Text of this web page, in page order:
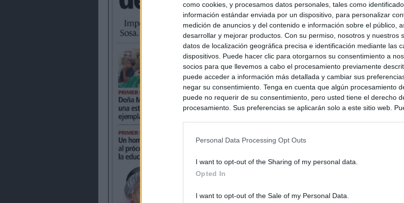
como cookies, y procesamos datos personales, tales como
información estándar enviada por un dispositivo, para personalizar
medición de anuncios y del contenido e información sobre el público,
desarrollar y mejorar productos. Con su permiso, nosotros y nuestros
datos de localización geográfica precisa e identificación mediante las
dispositivos. Puede hacer clic para otorgarnos su consentimiento a
socios para que llevemos a cabo el procesamiento previamente
puede acceder a información más detallada y cambiar sus
negar su consentimiento. Tenga en cuenta que algún procesamiento
puede no requerir de su consentimiento, pero usted tiene el derecho
procesamiento. Sus preferencias se aplicarán solo a este sitio web.
Personal Data Processing Opt Outs
I want to opt-out of the Sharing of my personal data.
Opted In
I want to opt-out of the Sale of my Personal Data.